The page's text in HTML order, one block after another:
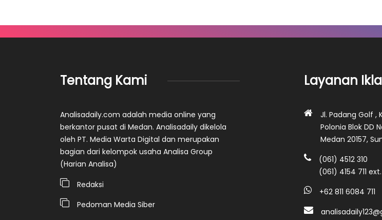
Tentang Kami
Analisadaily.com adalah media online yang
berkantor pusat di Medan. Analisadaily dikelola
oleh PT. Media Warta Digital dan merupakan
bagian dari kelompok usaha Analisa Group
(Harian Analisa)
Redaksi
Pedoman Media Siber
Layanan
Jl. Padang Golf ,
Polonia Blok DD
Medan 20157,
(061) 4512 310
(061) 4154 711
+62 811 6084 711